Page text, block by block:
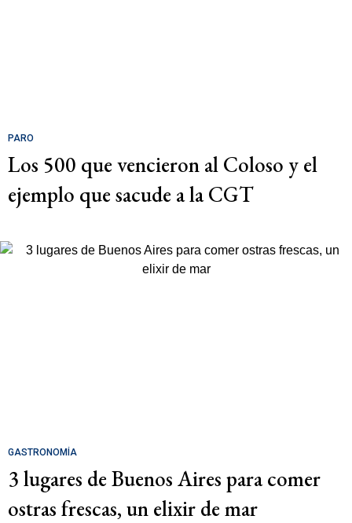
PARO
Los 500 que vencieron al Coloso y el
ejemplo que sacude a la CGT
GASTRONOMÍA
3 lugares de Buenos Aires para comer
ostras frescas, un elixir de mar